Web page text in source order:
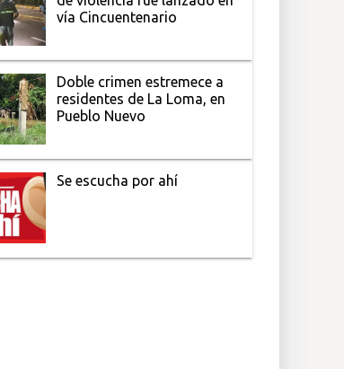
vía Cincuentenario
Doble crimen estremece a
residentes de La Loma, en
Pueblo Nuevo
Se escucha por ahí